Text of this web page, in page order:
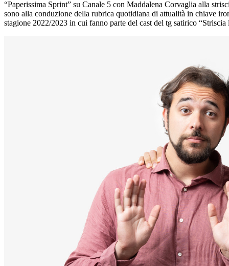
“Paperissima Sprint” su Canale 5 con Maddalena Corvaglia alla
sono alla conduzione della rubrica quotidiana di attualità in chiave
stagione 2022/2023 in cui fanno parte del cast del tg satirico